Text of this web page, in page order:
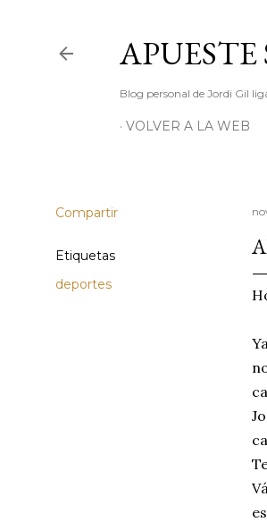
Blog personal de Jordi Gil
VOLVER A LA WEB
Compartir
Etiquetas
deportes